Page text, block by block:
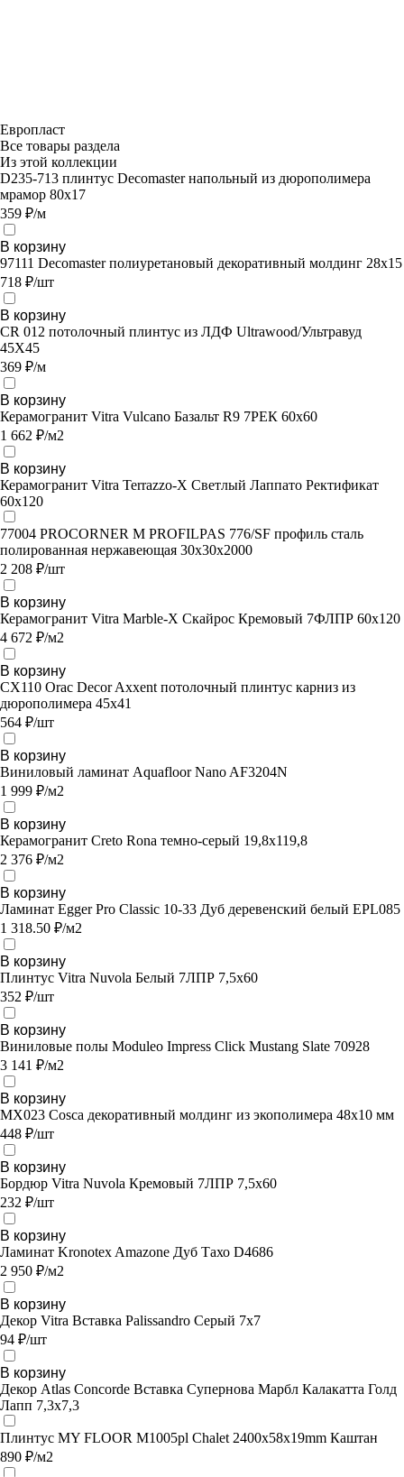
Европласт
Все товары раздела
Из этой коллекции
D235-713 плинтус Decomaster напольный из дюрополимера
мрамор 80x17
359 ₽/м
В корзину
97111 Decomaster полиуретановый декоративный молдинг 28х15
718 ₽/шт
В корзину
CR 012 потолочный плинтус из ЛДФ Ultrawood/Ультравуд
45X45
369 ₽/м
В корзину
Керамогранит Vitra Vulcano Базальт R9 7РЕК 60х60
1 662 ₽/м2
В корзину
Керамогранит Vitra Terrazzo-X Светлый Лаппато Ректификат
60х120
77004 PROCORNER M PROFILPAS 776/SF профиль сталь
полированная нержавеющая 30х30х2000
2 208 ₽/шт
В корзину
Керамогранит Vitra Marble-X Скайрос Кремовый 7ФЛПР 60х120
4 672 ₽/м2
В корзину
CX110 Orac Decor Axxent потолочный плинтус карниз из
дюрополимера 45х41
564 ₽/шт
В корзину
Виниловый ламинат Aquafloor Nano AF3204N
1 999 ₽/м2
В корзину
Керамогранит Creto Rona темно-серый 19,8х119,8
2 376 ₽/м2
В корзину
Ламинат Egger Pro Classic 10-33 Дуб деревенский белый EPL085
1 318.50 ₽/м2
В корзину
Плинтус Vitra Nuvola Белый 7ЛПР 7,5х60
352 ₽/шт
В корзину
Виниловые полы Moduleo Impress Click Mustang Slate 70928
3 141 ₽/м2
В корзину
MX023 Cosca декоративный молдинг из экополимера 48х10 мм
448 ₽/шт
В корзину
Бордюр Vitra Nuvola Кремовый 7ЛПР 7,5х60
232 ₽/шт
В корзину
Ламинат Kronotex Amazone Дуб Тахо D4686
2 950 ₽/м2
В корзину
Декор Vitra Вставка Palissandro Серый 7х7
94 ₽/шт
В корзину
Декор Atlas Concorde Вставка Супернова Марбл Калакатта Голд
Лапп 7,3х7,3
Плинтус MY FLOOR M1005pl Chalet 2400х58х19mm Каштан
890 ₽/м2